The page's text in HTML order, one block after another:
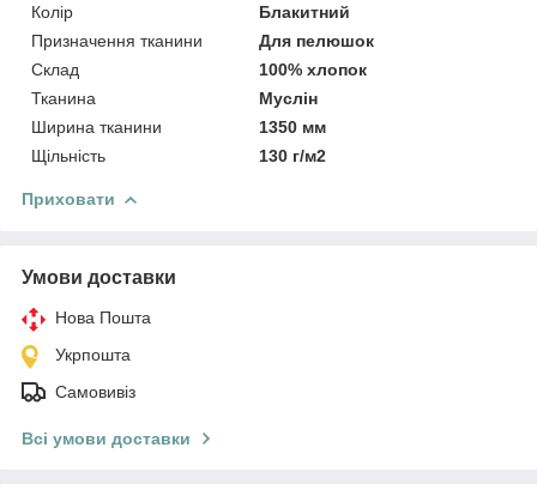
Колір
Блакитний
Призначення тканини
Для пелюшок
Склад
100% хлопок
Тканина
Муслін
Ширина тканини
1350 мм
Щільність
130 г/м2
Приховати
Умови доставки
Нова Пошта
Укрпошта
Самовивіз
Всі умови доставки